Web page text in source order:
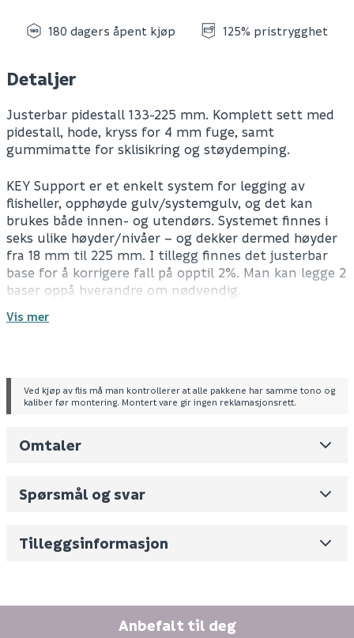
180 dagers åpent kjøp 125% pristrygghet
Detaljer
Justerbar pidestall 133-225 mm. Komplett sett med
pidestall, hode, kryss for 4 mm fuge, samt
gummimatte for sklisikring og støydemping.
KEY Support er et enkelt system for legging av
flisheller, opphøyde gulv/systemgulv, og det kan
brukes både innen- og utendørs. Systemet finnes i
seks ulike høyder/nivåer – og dekker dermed høyder
fra 18 mm til 225 mm. I tillegg finnes det justerbar
base for å korrigere fall på opptil 2%. Man kan legge 2
baser oppå hverandre om nødvendig.
Tekniske spesifikasjoner
Vis mer
Ved kjøp av flis må man kontrollerer at alle pakkene har samme tono og
kaliber før montering. Montert vare gir ingen reklamasjonsrett.
Omtaler
Spørsmål og svar
Tilleggsinformasjon
Leverandørens varenummer 100755
Volum 6.534 (dm3 per salgsforpakning)
Anbefalt til deg